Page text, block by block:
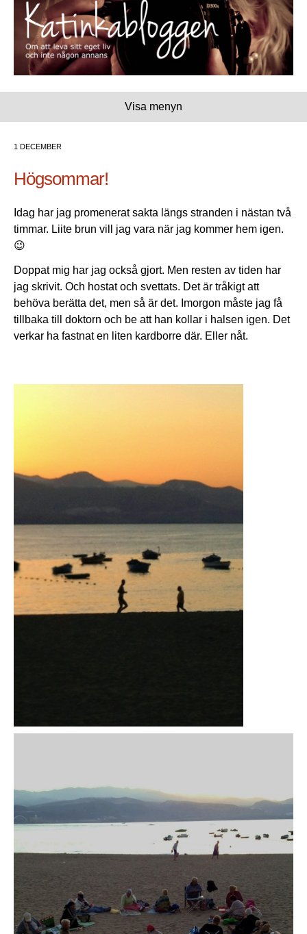
Visa menyn
1 DECEMBER
Högsommar!
Idag har jag promenerat sakta längs stranden i nästan två
timmar. Liite brun vill jag vara när jag kommer hem igen.
😉
Doppat mig har jag också gjort. Men resten av tiden har
jag skrivit. Och hostat och svettats. Det är tråkigt att
behöva berätta det, men så är det. Imorgon måste jag få
tillbaka till doktorn och be att han kollar i halsen igen. Det
verkar ha fastnat en liten kardborre där. Eller nåt.